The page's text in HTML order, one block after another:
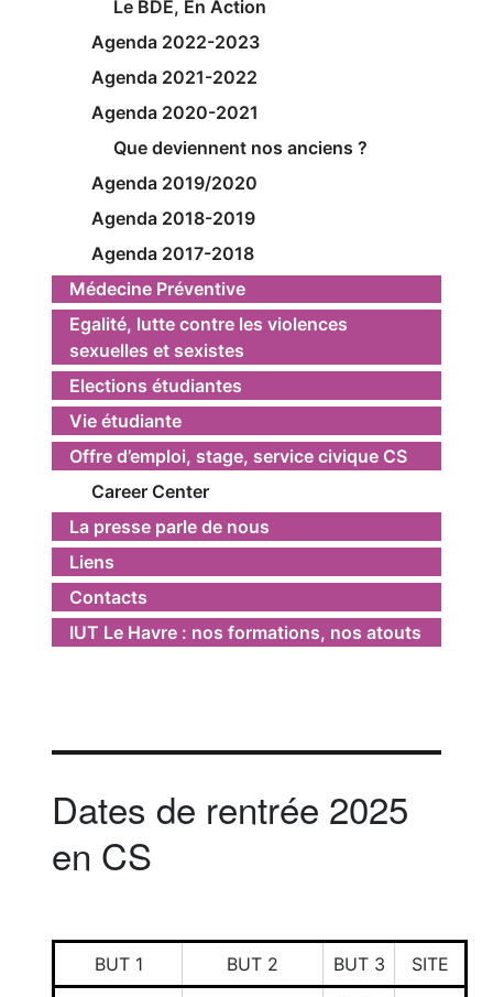
Le BDE, En Action
Agenda 2022-2023
Agenda 2021-2022
Agenda 2020-2021
Que deviennent nos anciens ?
Agenda 2019/2020
Agenda 2018-2019
Agenda 2017-2018
Médecine Préventive
Egalité, lutte contre les violences
sexuelles et sexistes
Elections étudiantes
Vie étudiante
Offre d’emploi, stage, service civique CS
Career Center
La presse parle de nous
Liens
Contacts
IUT Le Havre : nos formations, nos atouts
Dates de rentrée 2025
en CS
BUT 1 BUT 2 BUT 3 SITE